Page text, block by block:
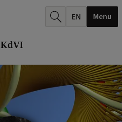
KdVI
Menu